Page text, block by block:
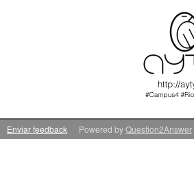
Enviar feedback Powered byQuestion2Answer